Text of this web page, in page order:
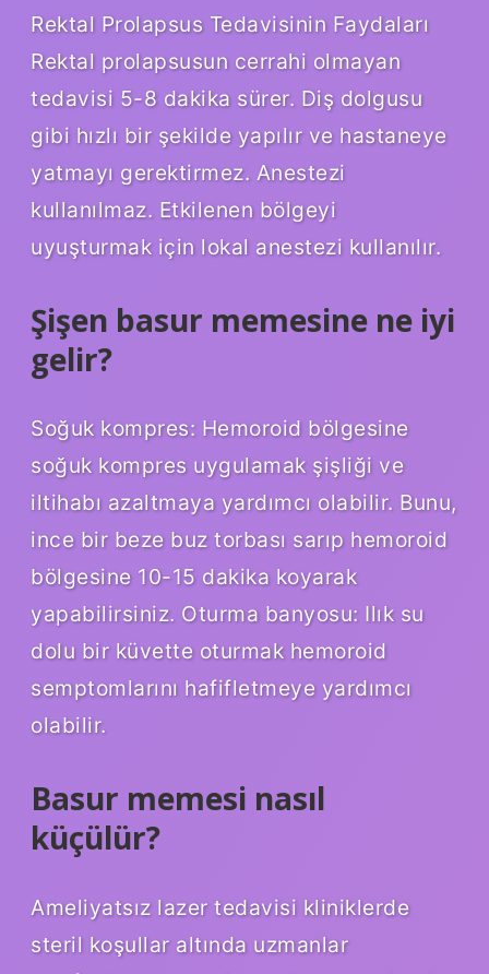
Rektal Prolapsus Tedavisinin Faydaları
Rektal prolapsusun cerrahi olmayan
tedavisi 5-8 dakika sürer. Diş dolgusu
gibi hızlı bir şekilde yapılır ve hastaneye
yatmayı gerektirmez. Anestezi
kullanılmaz. Etkilenen bölgeyi
uyuşturmak için lokal anestezi kullanılır.
Şişen basur memesine ne iyi
gelir?
Soğuk kompres: Hemoroid bölgesine
soğuk kompres uygulamak şişliği ve
iltihabı azaltmaya yardımcı olabilir. Bunu,
ince bir beze buz torbası sarıp hemoroid
bölgesine 10-15 dakika koyarak
yapabilirsiniz. Oturma banyosu: Ilık su
dolu bir küvette oturmak hemoroid
semptomlarını hafifletmeye yardımcı
olabilir.
Basur memesi nasıl
küçülür?
Ameliyatsız lazer tedavisi kliniklerde
steril koşullar altında uzmanlar